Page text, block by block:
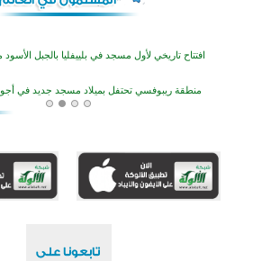
أكبر مشروع إسلامي في ريف أستراليا يفتتح أبوابه بعد
اختتام الدورة التاسعة لمسابقة حفظ وتلاوة القرآن